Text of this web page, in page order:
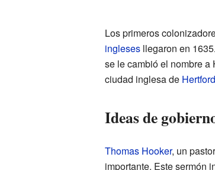
Los primeros
inglesesllegaron en
se le cambió el nombre a
ciudad inglesa de Hertford
Ideas de
Thomas Hooker, un
importante. Este sermón